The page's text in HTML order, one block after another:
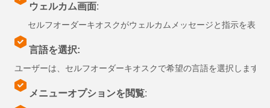
ウェルカム画面:
セルフオーダーキオスクがウェルカムメッセージと指示を表示
言語を選択:
ユーザーは、セルフオーダーキオスクで希望の言語を選択します
メニューオプションを閲覧: